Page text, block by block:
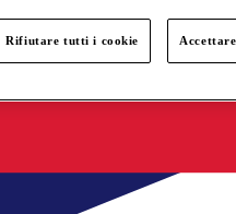
Rifiutare tutti i cookie